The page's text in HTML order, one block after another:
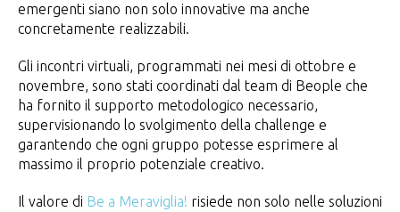
emergenti siano non solo innovative ma anche
concretamente realizzabili.
Gli incontri virtuali, programmati nei mesi di ottobre e
novembre, sono stati coordinati dal team di Beople che
ha fornito il supporto metodologico necessario,
supervisionando lo svolgimento della challenge e
garantendo che ogni gruppo potesse esprimere al
massimo il proprio potenziale creativo.
Il valore di Be a Meraviglia! risiede non solo nelle soluzioni